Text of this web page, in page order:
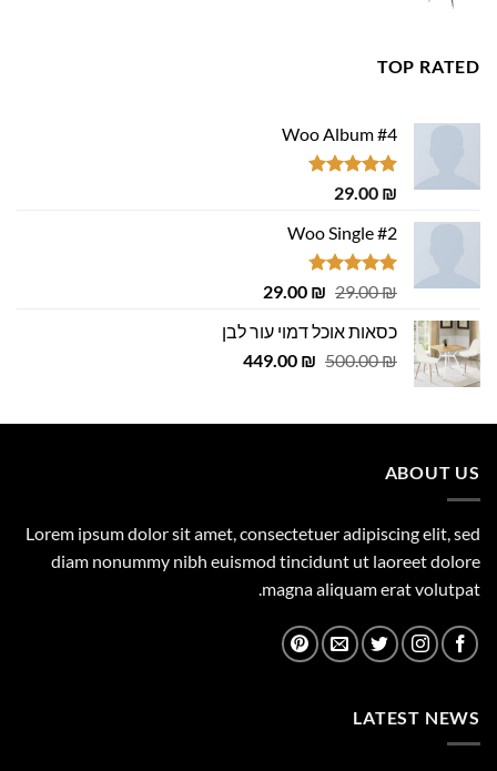
TOP RATED
Woo Album #4
דורג5.00
29.00 ₪
Woo Single #2
דורג4.75
29.00₪
המחיר
היה:
29.00 ₪.
29.00 ₪
המחיר
הוא:
29.00 ₪.
כסאות אוכל דמוי עור לבן
500.00₪
המחיר
500.00 ₪.
449.00 ₪
המחיר
449.00 ₪.
ABOUT US
Lorem ipsum dolor sit amet, consectetuer adipiscing elit, sed
diam nonummy nibh euismod tincidunt ut laoreet dolore
magna aliquam erat volutpat.
LATEST NEWS